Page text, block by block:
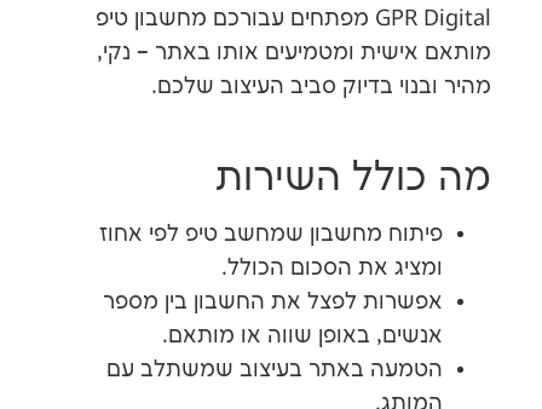
GPR Digital מפתחים עבורכם מחשבון טיפ
ומטמיעים אותו באתר – נקי,
בדיוק סביב העיצוב שלכם.
השירות
מחשבון שמחשב טיפ לפי אחוז
את הסכום הכולל.
לפצל את החשבון בין מספר
באופן שווה או מותאם.
באתר בעיצוב שמשתלב עם